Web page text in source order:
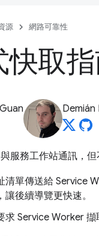
源 網路可靠性
快取
Demián
服務工作站通訊，
清單傳送給 Service
讓後續導覽更快速。
求 Service Worker 擷